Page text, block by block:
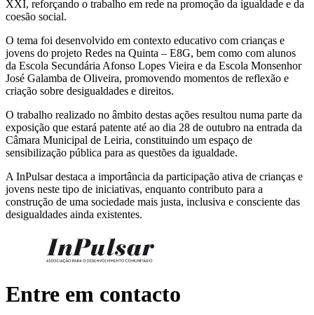
XXI, reforçando o trabalho em rede na promoção da igualdade e da
coesão social.
O tema foi desenvolvido em contexto educativo com crianças e
jovens do projeto Redes na Quinta – E8G, bem como com alunos
da Escola Secundária Afonso Lopes Vieira e da Escola Monsenhor
José Galamba de Oliveira, promovendo momentos de reflexão e
criação sobre desigualdades e direitos.
O trabalho realizado no âmbito destas ações resultou numa parte da
exposição que estará patente até ao dia 28 de outubro na entrada da
Câmara Municipal de Leiria, constituindo um espaço de
sensibilização pública para as questões da igualdade.
A InPulsar destaca a importância da participação ativa de crianças e
jovens neste tipo de iniciativas, enquanto contributo para a
construção de uma sociedade mais justa, inclusiva e consciente das
desigualdades ainda existentes.
Entre em contacto